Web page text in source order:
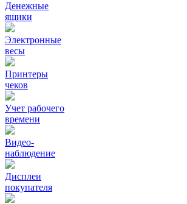
Денежные
ящики
Электронные
весы
Принтеры
чеков
Учет рабочего
времени
Видео‑
наблюдение
Дисплеи
покупателя